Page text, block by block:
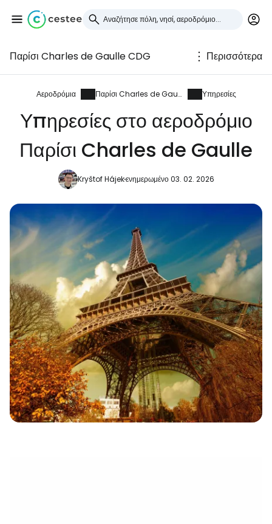
Παρίσι Charles de Gaulle CDG Περισσότερα
Αεροδρόμια Παρίσι Charles de Gaulle Υπηρεσίες
Υπηρεσίες στο αεροδρόμιο
Παρίσι Charles de Gaulle
Kryštof Hájekενημερωμένο 03. 02. 2026
Συνδεθείτε στο Cestee
... η παγκόσμια ταξιδιωτική κοινότητα
Συνεχίστε με την Google
Συνεχίστε με το Facebook
Συνεχίστε με email